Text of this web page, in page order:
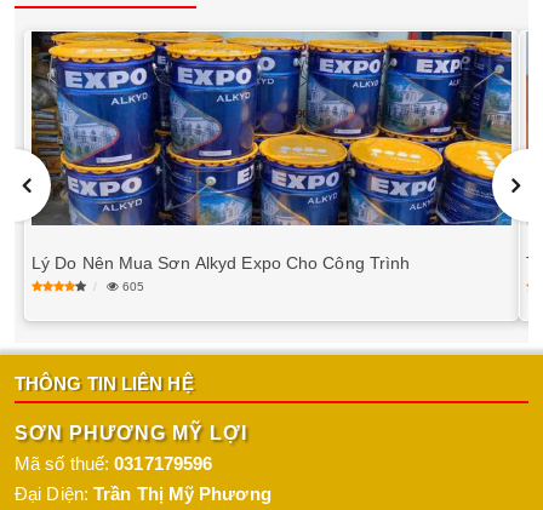
Lý Do Nên Mua Sơn Alkyd Expo Cho Công Trình
605
THÔNG TIN LIÊN HỆ
SƠN PHƯƠNG MỸ LỢI
Mã số thuế:0317179596
Đại Diện: Trần Thị Mỹ Phương